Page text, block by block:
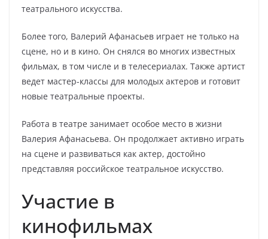
театрального искусства.
Более того, Валерий Афанасьев играет не только на
сцене, но и в кино. Он снялся во многих известных
фильмах, в том числе и в телесериалах. Также артист
ведет мастер-классы для молодых актеров и готовит
новые театральные проекты.
Работа в театре занимает особое место в жизни
Валерия Афанасьева. Он продолжает активно играть
на сцене и развиваться как актер, достойно
представляя российское театральное искусство.
Участие в
кинофильмах